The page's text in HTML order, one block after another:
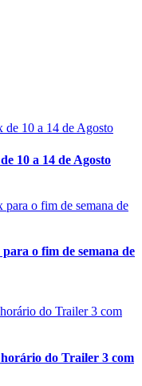
10 a 14 de Agosto
o fim de semana de
do Trailer 3 com